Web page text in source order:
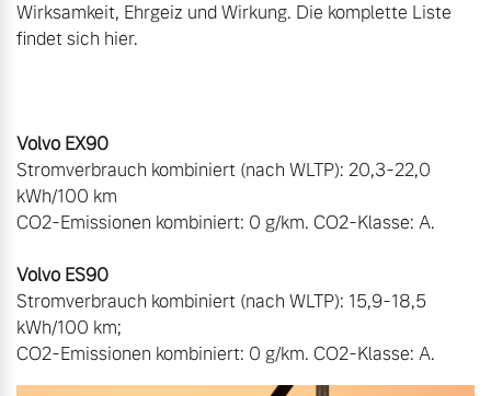
Wirksamkeit, Ehrgeiz und Wirkung. Die komplette Liste
findet sich hier.
Volvo EX90
Stromverbrauch kombiniert (nach WLTP): 20,3-22,0
kWh/100 km
Volvo ES90
Stromverbrauch kombiniert (nach WLTP): 15,9-18,5
kWh/100 km;
CO2-Emissionen kombiniert: 0 g/km. CO2-Klasse: A.